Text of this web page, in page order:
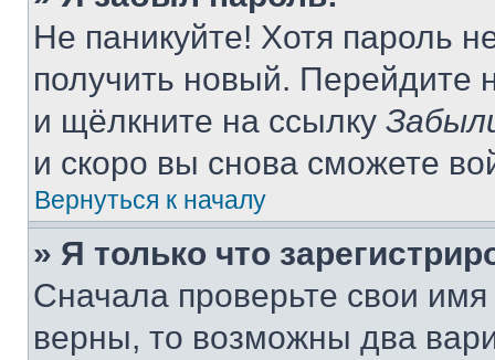
Не паникуйте! Хотя пароль
получить новый. Перейдите
и щёлкните на ссылку
и скоро вы снова сможете
Вернуться к началу
» Я только что
Сначала проверьте свои
верны, то возможны два